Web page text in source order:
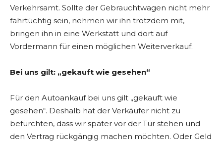
Verkehrsamt. Sollte der Gebrauchtwagen nicht mehr
fahrtüchtig sein, nehmen wir ihn trotzdem mit,
bringen ihn in eine Werkstatt und dort auf
Vordermann für einen möglichen Weiterverkauf.
Bei uns gilt: „gekauft wie gesehen“
Für den Autoankauf bei uns gilt „gekauft wie
gesehen“. Deshalb hat der Verkäufer nicht zu
befürchten, dass wir später vor der Tür stehen und
den Vertrag rückgängig machen möchten. Oder Geld